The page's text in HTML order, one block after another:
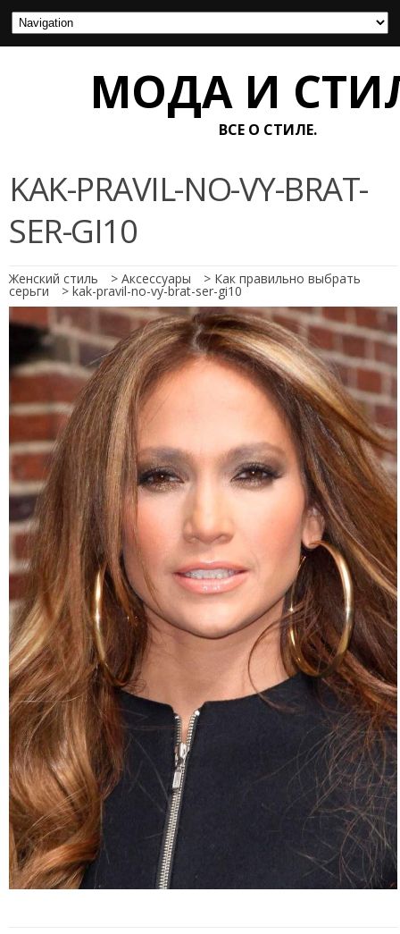
МОДА И
ВСЕ О СТИЛЕ.
KAK-PRAVIL-NO-VY-BRAT-
SER-GI10
Женский стиль > Аксессуары > Как правильно выбрать
серьги > kak-pravil-no-vy-brat-ser-gi10